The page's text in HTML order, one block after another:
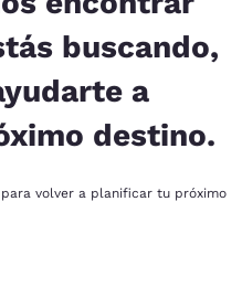
buscando,
a
destino.
volver a planificar tu próximo